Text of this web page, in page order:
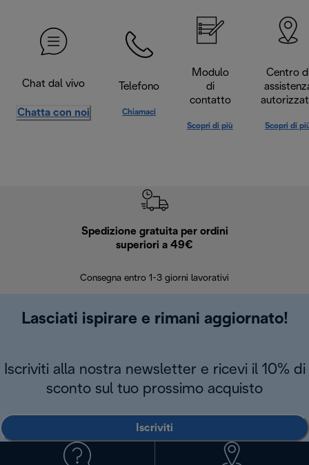
Chat dal vivo
Chatta con noi
Telefono
Chiamaci
Modulo
di
contatto
Scopri di più
Centro
Scopri di
Spedizione gratuita per ordini
superiori a 49€
Consegna entro 1-3 giorni lavorativi
Lasciati ispirare e rimani aggiornato!
Iscriviti alla nostra newsletter e ricevi il 10% di
sconto sul tuo prossimo acquisto
Iscriviti